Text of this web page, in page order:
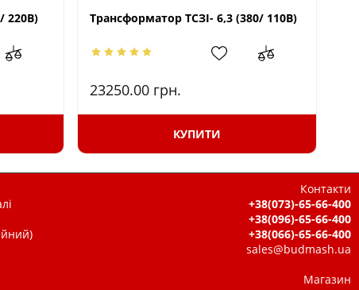
220В) Трансформатор ТСЗІ- 6,3 (380/ 110В)
23250.00 грн.
КУПИТИ
Контакти
+38(073)-65-66-400
+38(096)-65-66-400
+38(066)-65-66-400
sales@budmash.ua
Магазин